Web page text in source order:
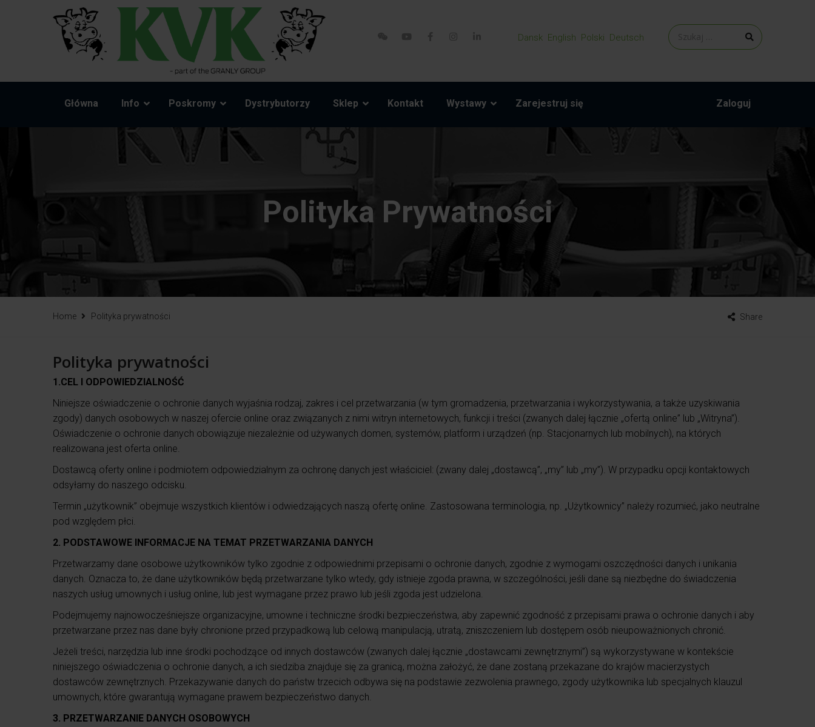
Dansk English Polski Deutsch
Główna Info
Warunki sprzedaży I
Poskromy Dystrybutorzy Sklep Kontakt Wystawy Zarejestruj się Zaloguj
Polityka Prywatności
Home Polityka prywatności Share
Polityka prywatności
1.CEL I ODPOWIEDZIALNOŚĆ
Niniejsze oświadczenie o ochronie danych wyjaśnia rodzaj, zakres i cel przetwarzania (w tym gromadzenia, przetwarzania i wykorzystywania, a także uzyskiwania
zgody) danych osobowych w naszej ofercie online oraz związanych z nimi witryn internetowych, funkcji i treści (zwanych dalej łącznie „ofertą online” lub „Witryna”).
Oświadczenie o ochronie danych obowiązuje niezależnie od używanych domen, systemów, platform i urządzeń (np. Stacjonarnych lub mobilnych), na których
realizowana jest oferta online.
Dostawcą oferty online i podmiotem odpowiedzialnym za ochronę danych jest właściciel: (zwany dalej „dostawcą”, „my” lub „my”). W przypadku opcji kontaktowych
odsyłamy do naszego odcisku.
Termin „użytkownik” obejmuje wszystkich klientów i odwiedzających naszą ofertę online. Zastosowana terminologia, np. „Użytkownicy” należy rozumieć, jako neutralne
pod względem płci.
2. PODSTAWOWE INFORMACJE NA TEMAT PRZETWARZANIA DANYCH
Przetwarzamy dane osobowe użytkowników tylko zgodnie z odpowiednimi przepisami o ochronie danych, zgodnie z wymogami oszczędności danych i unikania
danych. Oznacza to, że dane użytkowników będą przetwarzane tylko wtedy, gdy istnieje zgoda prawna, w szczególności, jeśli dane są niezbędne do świadczenia
naszych usług umownych i usług online, lub jest wymagane przez prawo lub jeśli zgoda jest udzielona.
Podejmujemy najnowocześniejsze organizacyjne, umowne i techniczne środki bezpieczeństwa, aby zapewnić zgodność z przepisami prawa o ochronie danych i aby
przetwarzane przez nas dane były chronione przed przypadkową lub celową manipulacją, utratą, zniszczeniem lub dostępem osób nieupoważnionych chronić.
Jeżeli treści, narzędzia lub inne środki pochodzące od innych dostawców (zwanych dalej łącznie „dostawcami zewnętrznymi”) są wykorzystywane w kontekście
niniejszego oświadczenia o ochronie danych, a ich siedziba znajduje się za granicą, można założyć, że dane zostaną przekazane do krajów macierzystych
dostawców zewnętrznych. Przekazywanie danych do państw trzecich odbywa się na podstawie zezwolenia prawnego, zgody użytkownika lub specjalnych klauzul
umownych, które gwarantują wymagane prawem bezpieczeństwo danych.
3. PRZETWARZANIE DANYCH OSOBOWYCH